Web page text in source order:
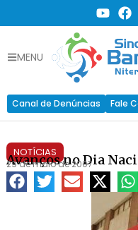
MENU
Canal de Denúncias Fale
NOTÍCIAS
Avanços no Dia
29 de maio de 2007